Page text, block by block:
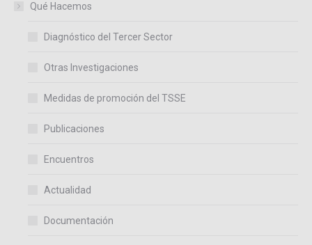
Qué Hacemos
Diagnóstico del Tercer Sector
Otras Investigaciones
Medidas de promoción del TSSE
Publicaciones
Encuentros
Actualidad
Documentación